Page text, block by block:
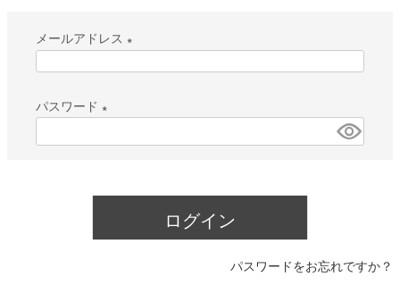
メールアドレス
(
須
パスワード
ログイン
パスワードをお忘れですか？